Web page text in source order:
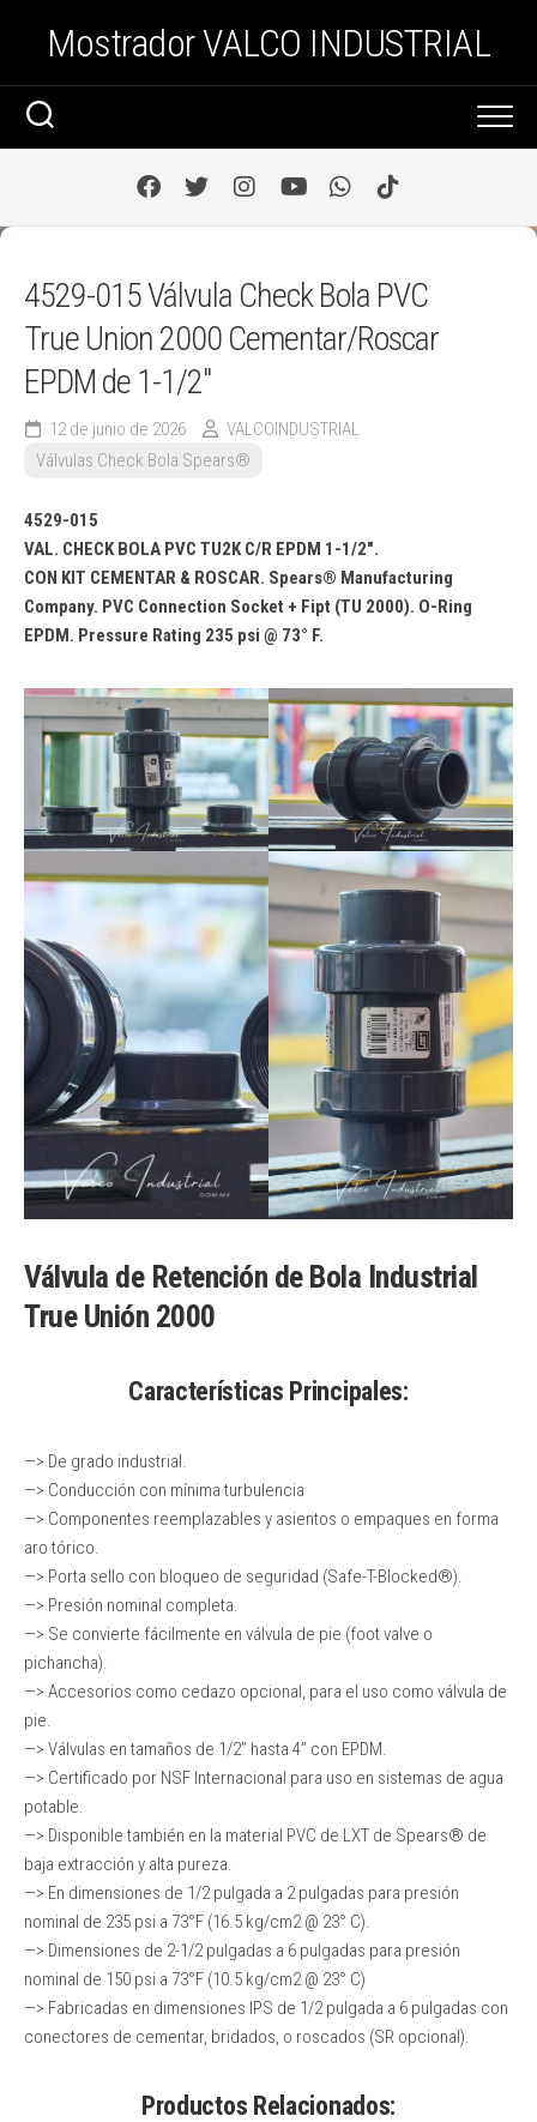
Mostrador VALCO INDUSTRIAL
4529-015 Válvula Check Bola PVC
True Union 2000 Cementar/Roscar
EPDM de 1-1/2″
12 de junio de 2026
VALCOINDUSTRIAL
Válvulas Check Bola Spears®
4529-015
VAL. CHECK BOLA PVC TU2K C/R EPDM 1-1/2″.
CON KIT CEMENTAR & ROSCAR. Spears® Manufacturing
Company. PVC Connection Socket + Fipt (TU 2000). O-Ring
EPDM. Pressure Rating 235 psi @ 73° F.
Válvula de Retención de Bola Industrial
True Unión 2000
Características Principales:
—> De grado industrial.
—> Conducción con mínima turbulencia
—> Componentes reemplazables y asientos o empaques en forma
aro tórico.
—> Porta sello con bloqueo de seguridad (Safe-T-Blocked®).
—> Presión nominal completa.
—> Se convierte fácilmente en válvula de pie (foot valve o
pichancha).
—> Accesorios como cedazo opcional, para el uso como válvula de
pie.
—> Válvulas en tamaños de 1/2” hasta 4” con EPDM.
—> Certificado por NSF Internacional para uso en sistemas de agua
potable.
—> Disponible también en la material PVC de LXT de Spears® de
baja extracción y alta pureza.
—> En dimensiones de 1/2 pulgada a 2 pulgadas para presión
nominal de 235 psi a 73°F (16.5 kg/cm2 @ 23° C).
—> Dimensiones de 2-1/2 pulgadas a 6 pulgadas para presión
nominal de 150 psi a 73°F (10.5 kg/cm2 @ 23° C)
—> Fabricadas en dimensiones IPS de 1/2 pulgada a 6 pulgadas con
conectores de cementar, bridados, o roscados (SR opcional).
Productos Relacionados: